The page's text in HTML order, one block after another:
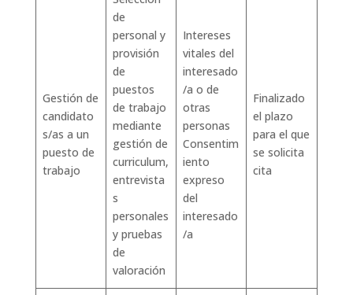
Gestión de
candidato
s/as a un
puesto de
trabajo
de
personal y
provisión
de
puestos
de trabajo
mediante
gestión de
curriculum,
entrevista
s
personales
y pruebas
de
valoración
Intereses
vitales del
interesado
/a o de
otras
personas
Consentim
iento
expreso
del
interesado
/a
Finalizado
el plazo
para el que
se solicita
cita